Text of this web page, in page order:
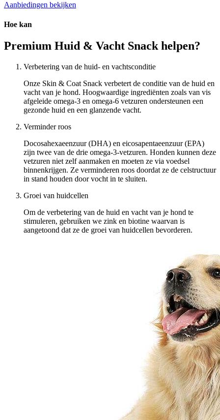
Aanbiedingen bekijken
Hoe kan
Premium Huid & Vacht Snack helpen?
Verbetering van de huid- en vachtsconditie
Onze Skin & Coat Snack verbetert de conditie van de huid en
vacht van je hond. Hoogwaardige ingrediënten zoals van vis
afgeleide omega-3 en omega-6 vetzuren ondersteunen een
gezonde huid en een glanzende vacht.
Verminder roos
Docosahexaeenzuur (DHA) en eicosapentaeenzuur (EPA)
zijn twee van de drie omega-3-vetzuren. Honden kunnen deze
vetzuren niet zelf aanmaken en moeten ze via voedsel
binnenkrijgen. Ze verminderen roos doordat ze de celstructuur
in stand houden door vocht in te sluiten.
Groei van huidcellen
Om de verbetering van de huid en vacht van je hond te
stimuleren, gebruiken we zink en biotine waarvan is
aangetoond dat ze de groei van huidcellen bevorderen.